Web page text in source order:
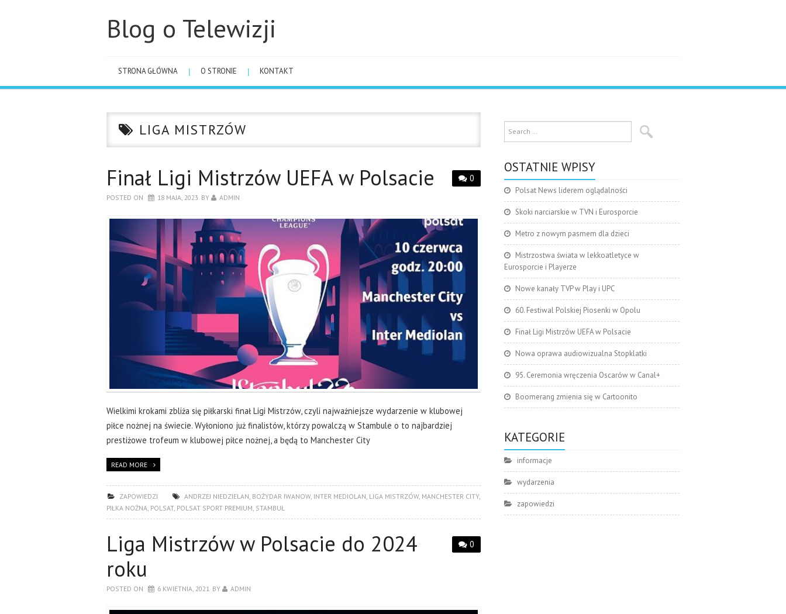
Blog o Telewizji
STRONA GŁÓWNA O STRONIE KONTAKT
LIGA MISTRZÓW
0
Finał Ligi Mistrzów UEFA w Polsacie
POSTED ON 18 MAJA, 2023 BY ADMIN
Wielkimi krokami zbliża się piłkarski finał Ligi Mistrzów, czyli najważniejsze wydarzenie w klubowej
piłce nożnej na świecie. Wyłoniono już finalistów, którzy powalczą w Stambule o to najbardziej
prestiżowe trofeum w klubowej piłce nożnej, a będą to Manchester City
READ MORE
ZAPOWIEDZI ANDRZEJ NIEDZIELAN BOŻYDAR IWANOW, INTER MEDIOLAN LIGA MISTRZÓW, MANCHESTER CITY,
PIŁKA NOŻNA POLSAT, POLSAT SPORT PREMIUM STAMBUŁ
0
Liga Mistrzów w Polsacie do 2024
roku
POSTED ON 6 KWIETNIA, 2021 BY ADMIN
OSTATNIE WPISY
Polsat News liderem oglądalności
Skoki narciarskie w TVN i Eurosporcie
Metro z nowym pasmem dla dzieci
Mistrzostwa świata w lekkoatletyce w
Eurosporcie i Playerze
Nowe kanały TVP w Play i UPC
60. Festiwal Polskiej Piosenki w Opolu
Finał Ligi Mistrzów UEFA w Polsacie
Nowa oprawa audiowizualna Stopklatki
95. Ceremonia wręczenia Oscarów w Canal+
Boomerang zmienia się w Cartoonito
KATEGORIE
informacje
wydarzenia
zapowiedzi